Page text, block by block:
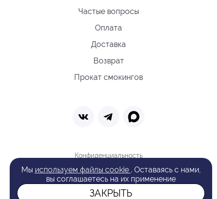
Частые вопросы
Оплата
Доставка
Возврат
Прокат смокингов
Конфиденциальность
Политика обработки cookie
Оферта
Поиск
Мы используем файлы cookie . Оставаясь с нами,
вы соглашаетесь на их применение
ЗАКРЫТЬ